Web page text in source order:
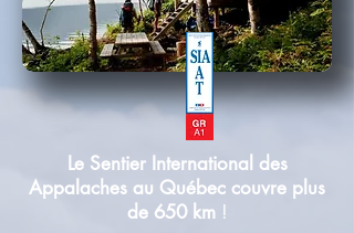
Le Sentier International des
Appalaches au Québec couvre plus
de 650 km !